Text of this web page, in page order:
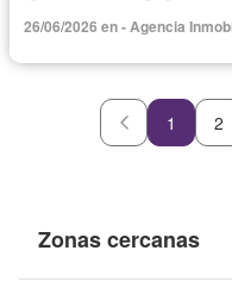
Gimnasio
Jardín
Sala polivalente
Sin amueblar
26/06/2026 en - Agencia
1 2
Zonas cercanas